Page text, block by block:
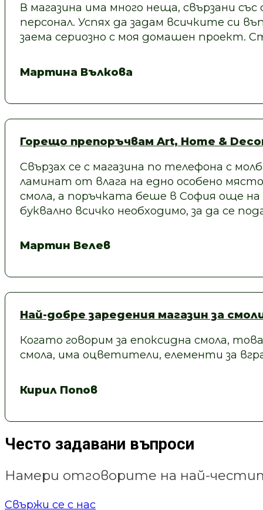
В магазина има много неща, свързани
персонал. Успях да задам всичките си
заема сериозно с моя домашен
Мартина Вълкова
Горещо препоръчвам Art, Home &
Свързах се с магазина по телефона с
ламинат от влага на едно особено
смола, а поръчката беше в София още
буквално всичко необходимо, за да се
Мартин Велев
Най-добре заредения магазин за
Когато говорим за епоксидна смола,
смола, има оцветители, елементи за
Кирил Попов
Често задавани въпроси
Намери отговорите на най-
Свържи се с нас